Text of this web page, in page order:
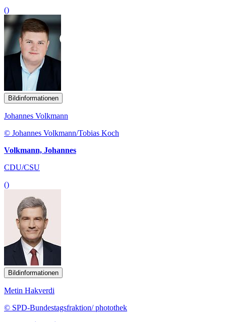
()
Bildinformationen
Johannes Volkmann
© Johannes Volkmann/Tobias Koch
Volkmann, Johannes
CDU/CSU
()
Bildinformationen
Metin Hakverdi
© SPD-Bundestagsfraktion/ photothek